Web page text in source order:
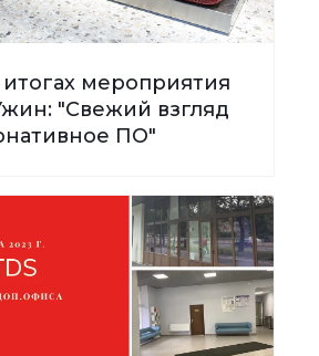
мероприятия
"Свежий взгляд
ПО"